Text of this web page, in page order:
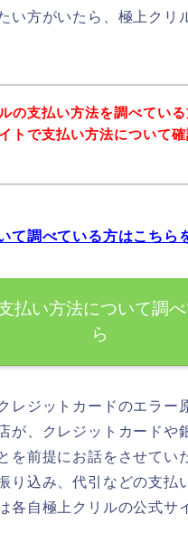
い方がいたら、極上クリ
の支払い方法を調べてい
トで支払い方法について
て調べている方はこちら
払い方法について調
ら
レジットカードのエラー
が、クレジットカードや
を前提にお話をさせてい
り込み、代引などの支払
各自極上クリルの公式サ